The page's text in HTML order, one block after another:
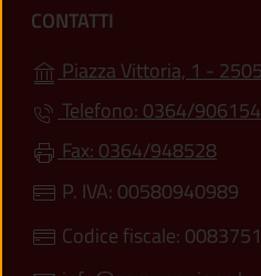
CONTATTI
Piazza Vittoria, 1 -
Telefono: 0364/906154
Fax: 0364/948528
P. IVA: 00580940989
Codice fiscale: